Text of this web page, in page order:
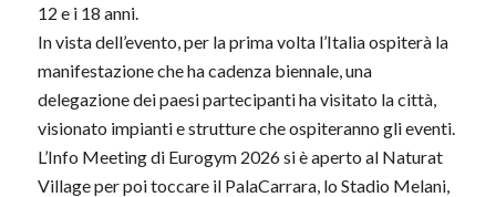
12 e i 18 anni.
In vista dell’evento, per la prima volta l’Italia ospiterà la
manifestazione che ha cadenza biennale, una
delegazione dei paesi partecipanti ha visitato la città,
visionato impianti e strutture che ospiteranno gli eventi.
L’Info Meeting di Eurogym 2026 si è aperto al Naturat
Village per poi toccare il PalaCarrara, lo Stadio Melani,